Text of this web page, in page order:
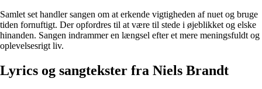
Samlet set handler sangen om at erkende vigtigheden af nuet og bruge
tiden fornuftigt. Der opfordres til at være til stede i øjeblikket og elske
hinanden. Sangen indrammer en længsel efter et mere meningsfuldt og
oplevelsesrigt liv.
Lyrics og sangtekster fra Niels Brandt